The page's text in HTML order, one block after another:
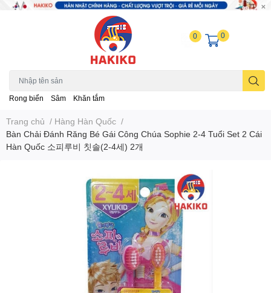
Rong biển Sâm Khăn tắm
0 0
Trang chủ / Hàng Hàn Quốc /
Bàn Chải Đánh Răng Bé Gái Công Chúa Sophie 2-4 Tuổi Set 2 Cái
Hàn Quốc 소피루비 칫솔(2-4세) 2개